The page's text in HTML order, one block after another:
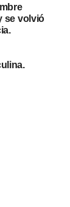
se volvió